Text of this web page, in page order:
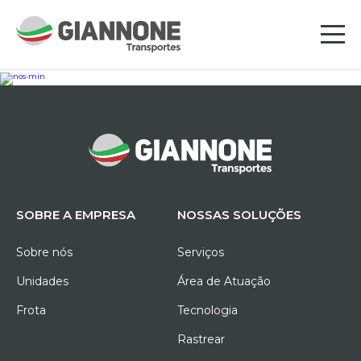
SOBRE A EMPRESA
Sobre nós
Unidades
Frota
NOSSAS SOLUÇÕES
Serviços
Área de Atuação
Tecnologia
Rastrear